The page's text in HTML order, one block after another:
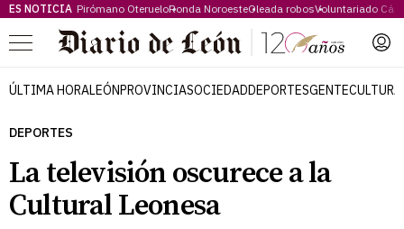
ES NOTICIA Pirómano OterueloRonda NoroesteOleada robosVoluntariado
Menú
ÚLTIMA HORALEÓNPROVINCIASOCIEDADDEPORTESGENTECULTURA
DEPORTES
La televisión oscurece a la
Cultural Leonesa